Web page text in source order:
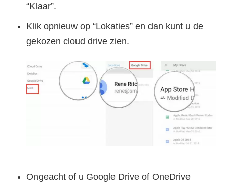
“Klaar”.
Klik opnieuw op “Lokaties” en dan kunt u de
gekozen cloud drive zien.
Ongeacht of u Google Drive of OneDrive